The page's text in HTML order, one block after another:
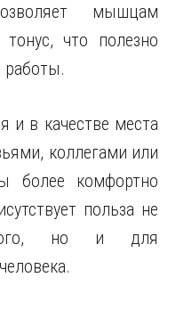
мышцам
что полезно
работы.
и в качестве места
коллегами или
более комфортно
польза не
но и для